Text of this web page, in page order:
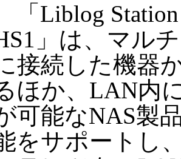
「Liblog
」は、マル
接続した機器
ほか、LAN内
可能なNAS製
をサポートし